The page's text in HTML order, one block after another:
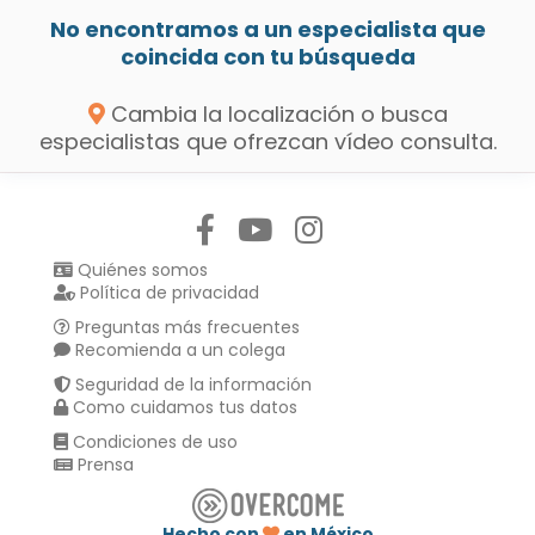
No encontramos a un especialista que
coincida con tu búsqueda
Cambia la localización o busca
especialistas que ofrezcan vídeo consulta.
Quiénes somos
Política de privacidad
Preguntas más frecuentes
Recomienda a un colega
Seguridad de la información
Como cuidamos tus datos
Condiciones de uso
Prensa